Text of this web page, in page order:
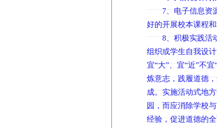
7、电子信息资源
好的开展校本课程
8、积极实践活动
组织或学生自我设
宜“大”、宜“近”不
炼意志，践履道德
成。实施活动式地
园，而应消除学校
经验，促进道德的